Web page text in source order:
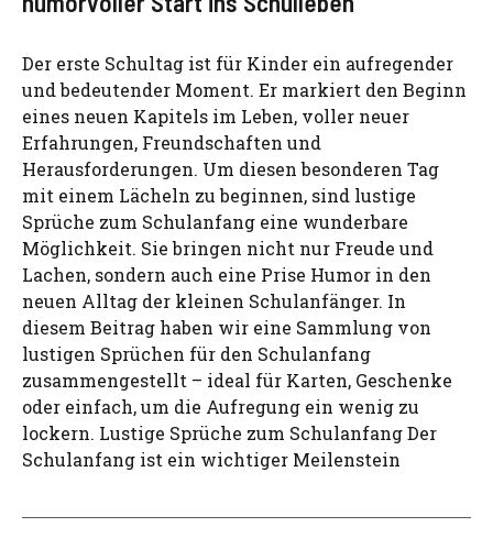
Der erste Schultag ist für Kinder ein aufregender
und bedeutender Moment. Er markiert den Beginn
eines neuen Kapitels im Leben, voller neuer
Erfahrungen, Freundschaften und
Herausforderungen. Um diesen besonderen Tag
mit einem Lächeln zu beginnen, sind lustige
Sprüche zum Schulanfang eine wunderbare
Möglichkeit. Sie bringen nicht nur Freude und
Lachen, sondern auch eine Prise Humor in den
neuen Alltag der kleinen Schulanfänger. In
diesem Beitrag haben wir eine Sammlung von
lustigen Sprüchen für den Schulanfang
zusammengestellt – ideal für Karten, Geschenke
oder einfach, um die Aufregung ein wenig zu
lockern. Lustige Sprüche zum Schulanfang Der
Schulanfang ist ein wichtiger Meilenstein